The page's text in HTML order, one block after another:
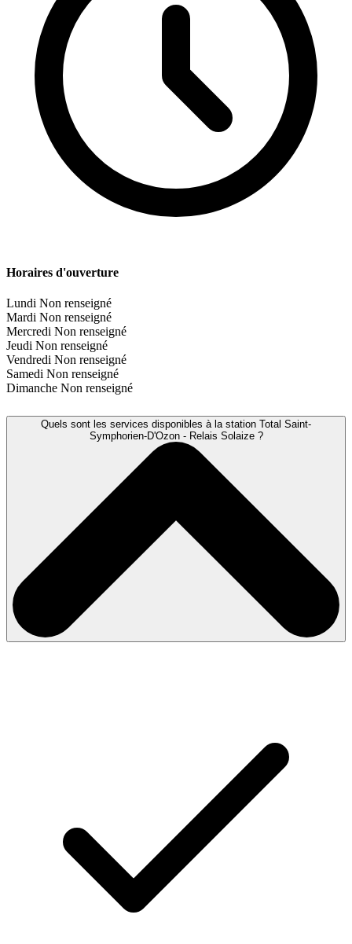
Horaires d'ouverture
Lundi Non renseigné
Mardi Non renseigné
Mercredi Non renseigné
Jeudi Non renseigné
Vendredi Non renseigné
Samedi Non renseigné
Dimanche Non renseigné
Quels sont les services disponibles à la station Total Saint-
Symphorien-D'Ozon - Relais Solaize ?